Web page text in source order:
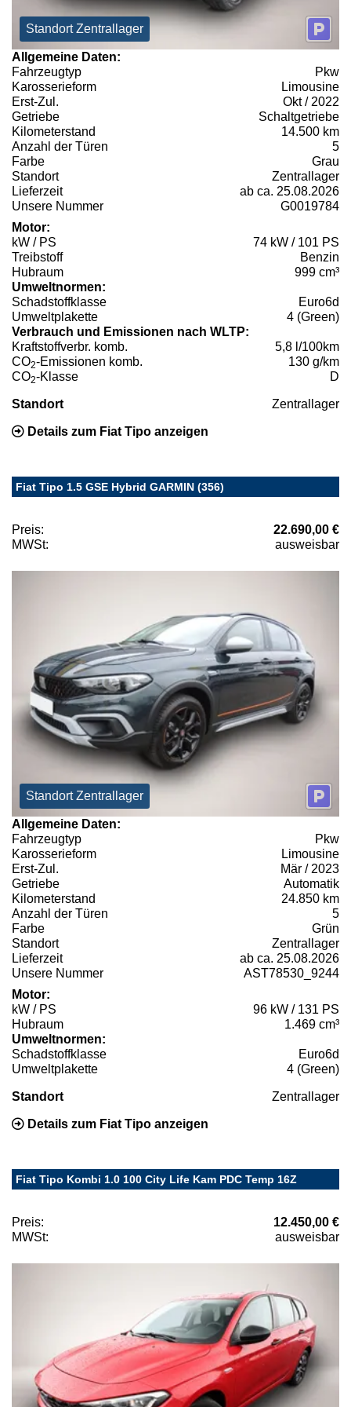
Standort Zentrallager
Allgemeine Daten:
Fahrzeugtyp
Pkw
Karosserieform
Limousine
Erst-Zul.
Okt / 2022
Getriebe
Schaltgetriebe
Kilometerstand
14.500 km
Anzahl der Türen
5
Farbe
Grau
Standort
Zentrallager
Lieferzeit
ab ca. 25.08.2026
Unsere Nummer
G0019784
Motor:
kW / PS
74 kW / 101 PS
Treibstoff
Benzin
Hubraum
999 cm³
Umweltnormen:
Schadstoffklasse
Euro6d
Umweltplakette
4 (Green)
Verbrauch und Emissionen nach WLTP:
Kraftstoffverbr. komb.
5,8 l/100km
CO2-Emissionen komb.
130 g/km
CO2-Klasse D
Standort Zentrallager
Details zum Fiat Tipo anzeigen
Fiat Tipo 1.5 GSE Hybrid GARMIN (356)
Preis:
22.690,00 €
MWSt:
ausweisbar
Standort Zentrallager
Allgemeine Daten:
Fahrzeugtyp
Pkw
Karosserieform
Limousine
Erst-Zul.
Mär / 2023
Getriebe
Automatik
Kilometerstand
24.850 km
Anzahl der Türen
5
Farbe
Grün
Standort
Zentrallager
Lieferzeit
ab ca. 25.08.2026
Unsere Nummer
AST78530_9244
Motor:
kW / PS
96 kW / 131 PS
Hubraum
1.469 cm³
Umweltnormen:
Schadstoffklasse
Euro6d
Umweltplakette
4 (Green)
Standort Zentrallager
Details zum Fiat Tipo anzeigen
Fiat Tipo Kombi 1.0 100 City Life Kam PDC Temp 16Z
Preis:
12.450,00 €
MWSt:
ausweisbar